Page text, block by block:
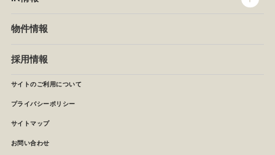
セントラルキッチン
NEWS
椿屋珈琲
イタリアンダイニングDONA
店舗検索
IRニュース
月次報告
決算短信
株主の皆様へ
よくあるご質問 (株主優待制度)
物件情報
採用情報
サイトのご利用について
プライバシーポリシー
サイトマップ
お問い合わせ